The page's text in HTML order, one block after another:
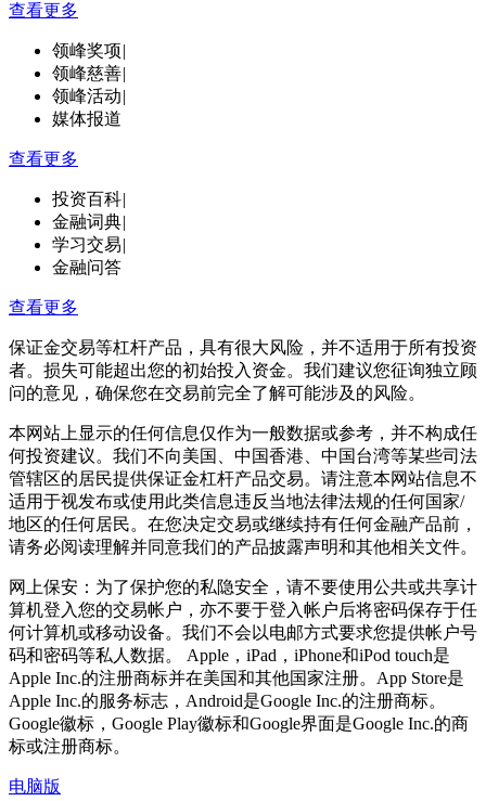
查看更多
领峰奖项|
领峰慈善|
领峰活动|
媒体报道
查看更多
投资百科|
金融词典|
学习交易|
金融问答
查看更多
保证金交易等杠杆产品，具有很大风险，并不适用于所有投资
者。损失可能超出您的初始投入资金。我们建议您征询独立顾
问的意见，确保您在交易前完全了解可能涉及的风险。
本网站上显示的任何信息仅作为一般数据或参考，并不构成任
何投资建议。我们不向美国、中国香港、中国台湾等某些司法
管辖区的居民提供保证金杠杆产品交易。请注意本网站信息不
适用于视发布或使用此类信息违反当地法律法规的任何国家/
地区的任何居民。在您决定交易或继续持有任何金融产品前，
请务必阅读理解并同意我们的产品披露声明和其他相关文件。
网上保安：为了保护您的私隐安全，请不要使用公共或共享计
算机登入您的交易帐户，亦不要于登入帐户后将密码保存于任
何计算机或移动设备。我们不会以电邮方式要求您提供帐户号
码和密码等私人数据。 Apple，iPad，iPhone和iPod touch是
Apple Inc.的注册商标并在美国和其他国家注册。App Store是
Apple Inc.的服务标志，Android是Google Inc.的注册商标。
Google徽标，Google Play徽标和Google界面是Google Inc.的商
标或注册商标。
电脑版